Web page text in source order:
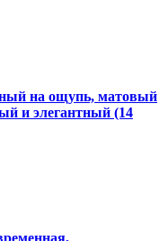
на ощупь, матовый
и элегантный (14